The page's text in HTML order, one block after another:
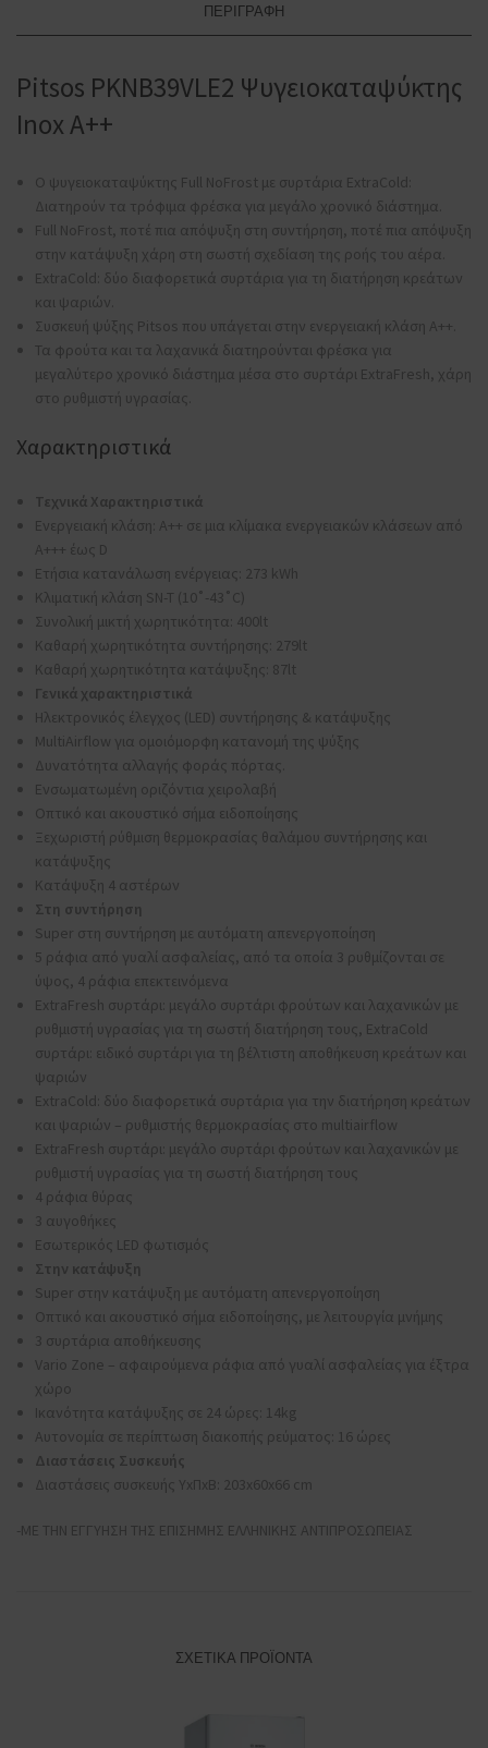
ΠΕΡΙΓΡΑΦΉ
Pitsos PKNB39VLE2 Ψυγειοκαταψύκτης
Inox A++
Ο ψυγειοκαταψύκτης Full NoFrost με συρτάρια ExtraCold:
Διατηρούν τα τρόφιμα φρέσκα για μεγάλο χρονικό διάστημα.
Full NoFrost, ποτέ πια απόψυξη στη συντήρηση, ποτέ πια απόψυξη
στην κατάψυξη χάρη στη σωστή σχεδίαση της ροής του αέρα.
ExtraCold: δύο διαφορετικά συρτάρια για τη διατήρηση κρεάτων
και ψαριών.
Συσκευή ψύξης Pitsos που υπάγεται στην ενεργειακή κλάση A++.
Τα φρούτα και τα λαχανικά διατηρούνται φρέσκα για
μεγαλύτερο χρονικό διάστημα μέσα στο συρτάρι ExtraFresh, χάρη
στο ρυθμιστή υγρασίας.
Χαρακτηριστικά
Τεχνικά Χαρακτηριστικά
Ενεργειακή κλάση: A++ σε μια κλίμακα ενεργειακών κλάσεων από
Α+++ έως D
Ετήσια κατανάλωση ενέργειας: 273 kWh
Κλιματική κλάση SN-T (10˚-43˚C)
Συνολική μικτή χωρητικότητα: 400lt
Καθαρή χωρητικότητα συντήρησης: 279lt
Καθαρή χωρητικότητα κατάψυξης: 87lt
Γενικά χαρακτηριστικά
Ηλεκτρονικός έλεγχος (LED) συντήρησης & κατάψυξης
MultiAirflow για ομοιόμορφη κατανομή της ψύξης
Δυνατότητα αλλαγής φοράς πόρτας.
Ενσωματωμένη οριζόντια χειρολαβή
Οπτικό και ακουστικό σήμα ειδοποίησης
Ξεχωριστή ρύθμιση θερμοκρασίας θαλάμου συντήρησης και
κατάψυξης
Κατάψυξη 4 αστέρων
Στη συντήρηση
Super στη συντήρηση με αυτόματη απενεργοποίηση
5 ράφια από γυαλί ασφαλείας, από τα οποία 3 ρυθμίζονται σε
ύψος, 4 ράφια επεκτεινόμενα
ExtraFresh συρτάρι: μεγάλο συρτάρι φρούτων και λαχανικών με
ρυθμιστή υγρασίας για τη σωστή διατήρηση τους, ExtraCold
συρτάρι: ειδικό συρτάρι για τη βέλτιστη αποθήκευση κρεάτων και
ψαριών
ExtraCold: δύο διαφορετικά συρτάρια για την διατήρηση κρεάτων
και ψαριών – ρυθμιστής θερμοκρασίας στο multiairflow
ExtraFresh συρτάρι: μεγάλο συρτάρι φρούτων και λαχανικών με
ρυθμιστή υγρασίας για τη σωστή διατήρηση τους
4 ράφια θύρας
3 αυγοθήκες
Εσωτερικός LED φωτισμός
Στην κατάψυξη
Super στην κατάψυξη με αυτόματη απενεργοποίηση
Οπτικό και ακουστικό σήμα ειδοποίησης, με λειτουργία μνήμης
3 συρτάρια αποθήκευσης
Vario Zone – αφαιρούμενα ράφια από γυαλί ασφαλείας για έξτρα
χώρο
Ικανότητα κατάψυξης σε 24 ώρες: 14kg
Αυτονομία σε περίπτωση διακοπής ρεύματος: 16 ώρες
Διαστάσεις Συσκευής
Διαστάσεις συσκευής ΥxΠxΒ: 203x60x66 cm
-ΜΕ ΤΗΝ ΕΓΓΥΗΣΗ ΤΗΣ ΕΠΙΣΗΜΗΣ ΕΛΛΗΝΙΚΗΣ ΑΝΤΙΠΡΟΣΩΠΕΙΑΣ
ΣΧΕΤΙΚΆ ΠΡΟΪΌΝΤΑ